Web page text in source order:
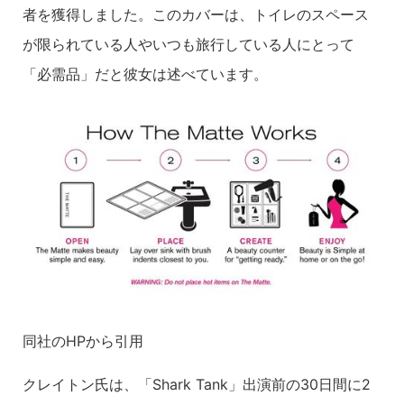
者を獲得しました。このカバーは、トイレのスペース
が限られている人やいつも旅行している人にとって
「必需品」だと彼女は述べています。
同社のHPから引用
クレイトン氏は、「Shark Tank」出演前の30日間に2